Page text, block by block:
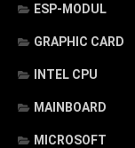
ESP-MODUL
GRAPHIC CARD
INTEL CPU
MAINBOARD
MICROSOFT